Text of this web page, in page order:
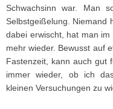
Schwachsinn war. Man
Selbstgeißelung. Niemand
dabei erwischt, hat man
mehr wieder. Bewusst auf
Fastenzeit, kann auch gut
immer wieder, ob ich
kleinen Versuchungen zu